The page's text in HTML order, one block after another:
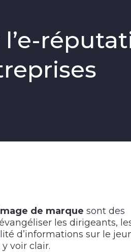
de marque sont des
les dirigeants,
d’informations sur le
voir clair.